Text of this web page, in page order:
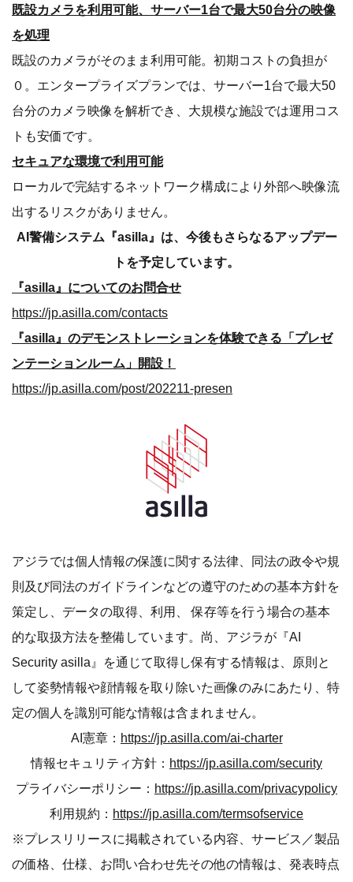
既設カメラを利用可能、サーバー1台で最大50台分の映像
を処理
‍既設のカメラがそのまま利用可能。初期コストの負担が
０。エンタープライズプランでは、サーバー1台で最大50
台分のカメラ映像を解析でき、大規模な施設では運用コス
トも安価です。‍
セキュアな環境で利用可能
‍ローカルで完結するネットワーク構成により外部へ映像流
出するリスクがありません。
AI警備システム『asilla』は、今後もさらなるアップデー
トを予定しています。
『asilla』についてのお問合せ
https://jp.asilla.com/contacts
『asilla』のデモンストレーションを体験できる「プレゼ
ンテーションルーム」開設！
https://jp.asilla.com/post/202211-presen
アジラでは個人情報の保護に関する法律、同法の政令や規
則及び同法のガイドラインなどの遵守のための基本方針を
策定し、データの取得、利用、 保存等を行う場合の基本
的な取扱方法を整備しています。尚、アジラが『AI
Security asilla』を通じて取得し保有する情報は、原則と
して姿勢情報や顔情報を取り除いた画像のみにあたり、特
定の個人を識別可能な情報は含まれません。
AI憲章： https://jp.asilla.com/ai-charter
情報セキュリティ方針： https://jp.asilla.com/security
プライバシーポリシー： https://jp.asilla.com/privacypolicy
利用規約： https://jp.asilla.com/termsofservice
※プレスリリースに掲載されている内容、サービス／製品
の価格、仕様、お問い合わせ先その他の情報は、発表時点